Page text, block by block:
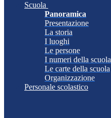
Scuola
Panoramica
Presentazione
La storia
I luoghi
Le persone
I numeri della scuola
Le carte della scuola
Organizzazione
Personale scolastico